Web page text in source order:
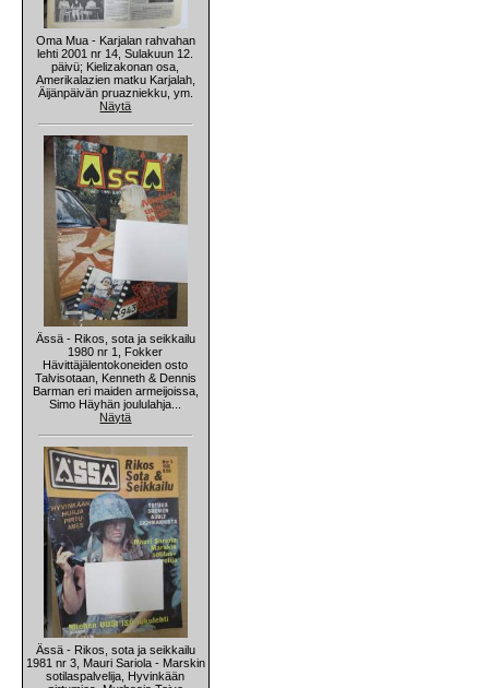
Oma Mua - Karjalan rahvahan
lehti 2001 nr 14, Sulakuun 12.
päivü; Kielizakonan osa,
Amerikalazien matku Karjalah,
Äijänpäivän pruazniekku, ym.
Näytä
Ässä - Rikos, sota ja seikkailu
1980 nr 1, Fokker
Hävittäjälentokoneiden osto
Talvisotaan, Kenneth & Dennis
Barman eri maiden armeijoissa,
Simo Häyhän joululahja...
Näytä
Ässä - Rikos, sota ja seikkailu
1981 nr 3, Mauri Sariola - Marskin
sotilaspalvelija, Hyvinkään